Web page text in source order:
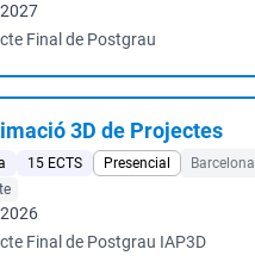
Final de Postgrau
3D de Projectes
15 ECTS Presencial
Barcelona
Final de Postgrau IAP3D